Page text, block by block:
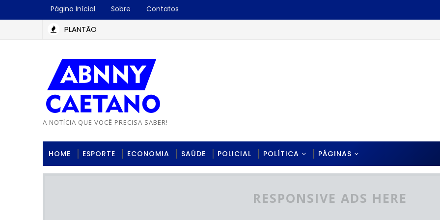
Página Inícial Sobre Contatos
PLANTÃO
A NOTÍCIA QUE VOCÊ PRECISA SABER!
HOME ESPORTE ECONOMIA SAÚDE POLICIAL POLÍTICA PÁGINAS
RESPONSIVE ADS HERE